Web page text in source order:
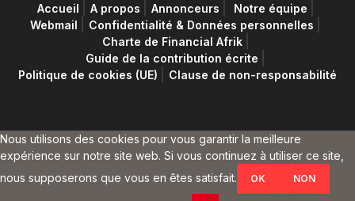
Accueil A propos Annonceurs
Notre équipe
Webmail
Confidentialité & Données personnelles
Charte de Financial Afrik
Guide de la contribution écrite
Politique de cookies (UE)
Clause de non-responsabilité
Nous utilisons des cookies pour vous garantir la meilleure
expérience sur notre site web. Si vous continuez à utiliser ce site,
nous supposerons que vous en êtes satisfait.
OK NON